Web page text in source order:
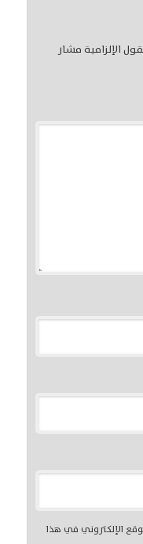
الإلزامية مشار
الإلكتروني في هذا